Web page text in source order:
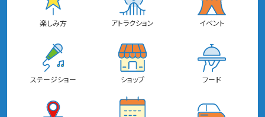
楽しみ方 アトラクション イベント
ステージショー ショップ フード